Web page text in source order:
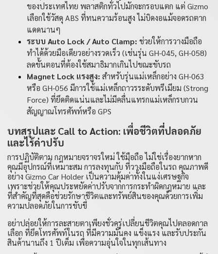
ของประเทศไทย พลาสติกทั่วไปมักจะกรอบแตก แต่ Gizmo
เลือกใช้วัสดุ ABS ที่ทนความร้อนสูง ไม่บิดงอแม้จอดรถตาก
แดดนานๆ
ระบบ Auto Lock / Auto Clamp: ช่วยให้การวางมือถือ
ทำได้ด้วยมือเดียวอย่างรวดเร็ว (เช่นรุ่น GH-045, GH-058)
ลดขั้นตอนที่ต้องใช้สมาธิมากเกินไปขณะขับรถ
Magnet Lock แรงสูง: สำหรับรุ่นแม่เหล็กอย่าง GH-063
หรือ GH-056 มีการใช้แม่เหล็กถาวรระดับพรีเมียม (Strong
Force) ที่ยึดติดแน่นและไม่มีคลื่นแทรกแม่เหล็กรบกวน
สัญญาณโทรศัพท์หรือ GPS
บทสรุปและ Call to Action: เพื่อชีวิตที่ปลอดภัย
และไร้ค่าปรับ
การปฏิบัติตาม กฎหมายจราจรใหม่ ใช้มือถือ ไม่ใช่เรื่องยากหาก
คุณมีอุปกรณ์ที่เหมาะสม การลงทุนกับ ที่วางมือถือในรถ คุณภาพดี
อย่าง Gizmo Car Holder เป็นความคุ้มค่าทั้งในแง่เศรษฐกิจ
เพราะช่วยให้คุณประหยัดค่าปรับจากการกระทำผิดกฎหมาย และ
ที่สำคัญที่สุดคือช่วยรักษาชีวิตและทรัพย์สินของคุณด้วยการเพิ่ม
ความปลอดภัยในการขับขี่
อย่าปล่อยให้การละสายตาเพียงชั่วครู่เปลี่ยนชีวิตคุณไปตลอดกาล
เลือก ที่ยึดโทรศัพท์ในรถ ที่มีความมั่นคง แข็งแรง และรับประกัน
สินค้านานถึง 1 ปีเต็ม เพื่อความอุ่นใจในทุกเส้นทาง